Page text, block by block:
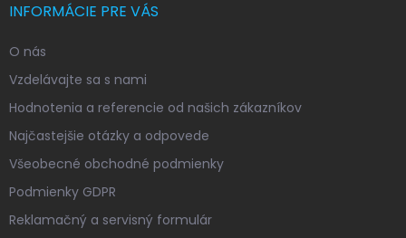
INFORMÁCIE PRE VÁS
O nás
Vzdelávajte sa s nami
Hodnotenia a referencie od našich zákazníkov
Najčastejšie otázky a odpovede
Všeobecné obchodné podmienky
Podmienky GDPR
Reklamačný a servisný formulár